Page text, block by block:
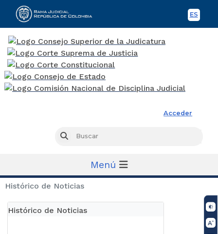
ES
Acceder
Buscar
Menú
Histórico de Noticias
Histórico de Noticias